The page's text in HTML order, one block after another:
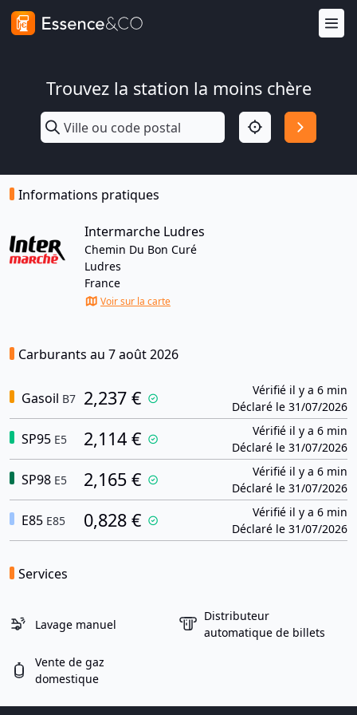
Trouvez la station la moins chère
Informations pratiques
Intermarche Ludres
Chemin Du Bon Curé
Ludres
France
Voir sur la carte
Carburants au 7 août 2026
Gasoil B7 2,237 €
Vérifié il y a 6 min
Déclaré le 31/07/2026
SP95 E5 2,114 €
Vérifié il y a 6 min
Déclaré le 31/07/2026
SP98 E5 2,165 €
Vérifié il y a 6 min
Déclaré le 31/07/2026
E85 E85 0,828 €
Vérifié il y a 6 min
Déclaré le 31/07/2026
Services
Lavage manuel
Distributeur
automatique de billets
Vente de gaz
domestique